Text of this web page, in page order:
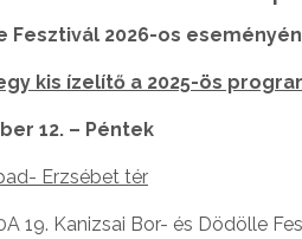
Fesztivál 2026-os
kis ízelítő a 2025-ös
12. – Péntek
Erzsébet tér
19. Kanizsai Bor- és Dödölle